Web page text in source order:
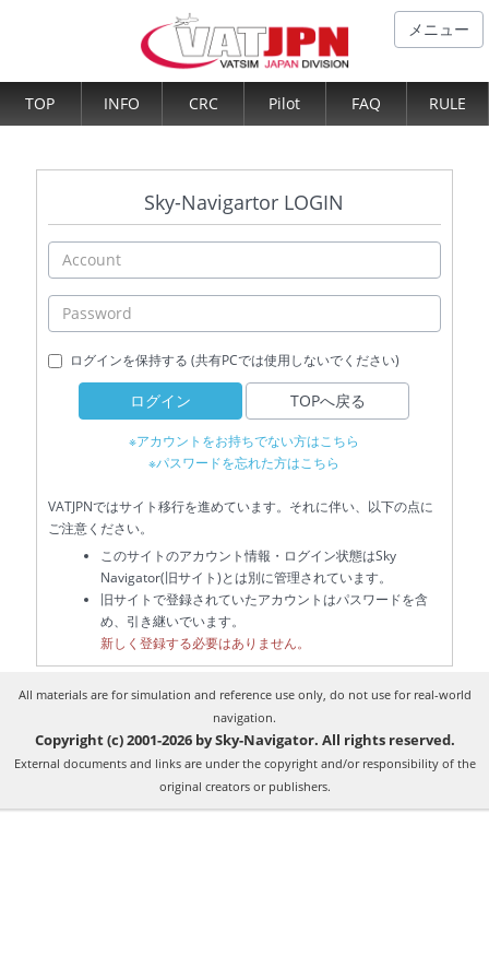
メニュー
TOP INFO CRC Pilot FAQ RULE
Sky-Navigartor LOGIN
ログインを保持する (共有PCでは使用しないでください)
ログイン TOPへ戻る
※アカウントをお持ちでない方はこちら
※パスワードを忘れた方はこちら
VATJPNではサイト移行を進めています。それに伴い、以下の点に
ご注意ください。
このサイトのアカウント情報・ログイン状態はSky
Navigator(旧サイト)とは別に管理されています。
旧サイトで登録されていたアカウントはパスワードを含
め、引き継いでいます。
新しく登録する必要はありません。
All materials are for simulation and reference use only, do not use for real-world
navigation.
Copyright (c) 2001-2026 by Sky-Navigator. All rights reserved.
External documents and links are under the copyright and/or responsibility of the
original creators or publishers.